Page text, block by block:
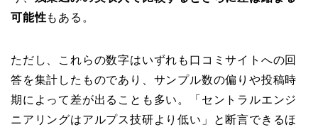
可能性もある。
ただし、これらの数字はいずれも口コミサイトへの回
答を集計したものであり、サンプル数の偏りや投稿時
期によって差が出ることも多い。「セントラルエンジ
ニアリングはアルプス技研より低い」と断言できるほ